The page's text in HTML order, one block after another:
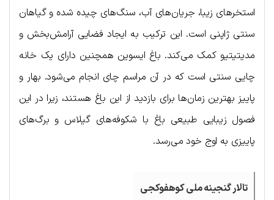
استخرهای زیبا، جریان‌های آب، سنگ‌های چیده شده و گیاهان
سنتی ژاپنی است. این ترکیب به ایجاد فضایی آرامش‌بخش و
مدیتیتیو کمک می‌کند. باغ ایسوین همچنین دارای یک خانه
چایی سنتی است که در آن مراسم چای انجام می‌شود. بهار و
پاییز بهترین زمان‌ها برای بازدید از این باغ هستند، زیرا در این
فصول زیبایی طبیعی باغ با شکوفه‌های گیلاس و برگ‌های
پاییزی به اوج خود می‌رسد.
تالار گنجینه ملی کوهفوکجی